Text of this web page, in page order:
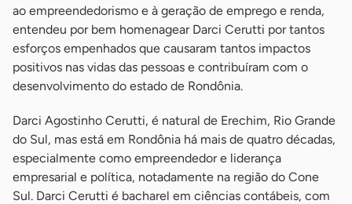
ao empreendedorismo e à geração de emprego e renda,
entendeu por bem homenagear Darci Cerutti por tantos
esforços empenhados que causaram tantos impactos
positivos nas vidas das pessoas e contribuíram com o
desenvolvimento do estado de Rondônia.
Darci Agostinho Cerutti, é natural de Erechim, Rio Grande
do Sul, mas está em Rondônia há mais de quatro décadas,
especialmente como empreendedor e liderança
empresarial e política, notadamente na região do Cone
Sul. Darci Cerutti é bacharel em ciências contábeis, com